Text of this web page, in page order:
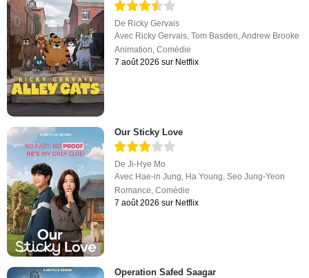
De Ricky Gervais
Avec Ricky Gervais,Tom Basden,Andrew Brooke
Animation,Comédie
7 août 2026 sur Netflix
Our Sticky Love
DeJi-Hye Mo
Avec Hae-in Jung Ha Young ,Seo Jung-Yeon
Romance ,Comédie
7 août 2026 sur Netflix
Operation Safed Saagar